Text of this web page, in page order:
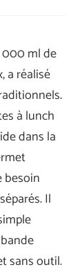
000 ml de
a réalisé
à lunch
dans la
besoin
Il
sans outil.